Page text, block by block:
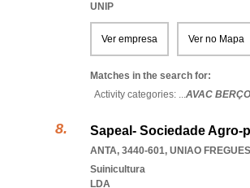
UNIP
Ver empresa Ver no Mapa
Matches in the search for:
Activity categories: ...AVAC
Sapeal- Sociedade Agro-
ANTA, 3440-601, UNIAO
Suinicultura
LDA